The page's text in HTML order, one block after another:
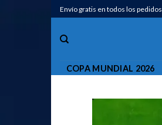
Saltar
al
contenido
Envío gratis en todos los pedidos
COPA MUNDIAL 2026